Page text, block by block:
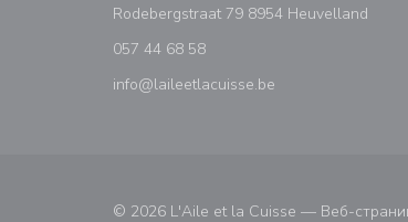
Rodebergstraat 79 8954 Heuvelland
057 44 68 58
info@laileetlacuisse.be
© 2026 L'Aile et la Cuisse — Веб-